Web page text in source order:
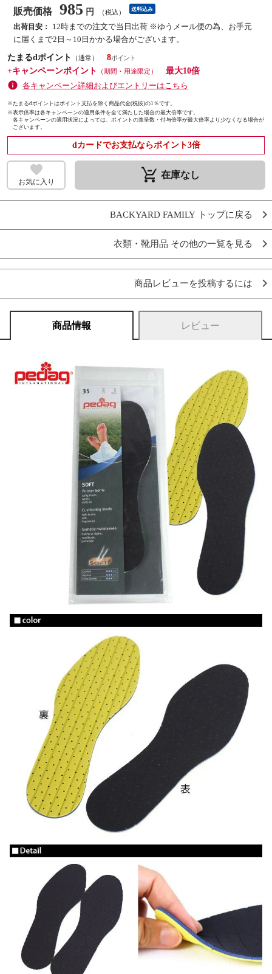
販売価格 985 円 （税込） 送料込み
出荷目安：
12時までの注文で当日出荷 ※ゆうメール便の為、お手元
に届くまで2日～10日かかる場合がございます。
たまるdポイント
（通常）
8
+キャンペーンポイント
（期間・用途限定）
最大10倍
各キャンペーン詳細およびエントリーはこちら
※たまるdポイントはポイント支払を除く商品代金(税抜)の1％です。
※表示倍率は各キャンペーンの適用条件を全て満たした場合の最大倍率です。
各キャンペーンの適用状況によっては、ポイントの進呈数・付与倍率が最大倍率より少なくなる場合が
ございます。
dカードでお支払ならポイント3倍
お気に入り remove_shopping_cart 在庫なし
BACKYARD FAMILY トップに戻る
衣類・靴用品 その他の一覧を見る
商品レビューを投稿するには
商品情報 レビュー